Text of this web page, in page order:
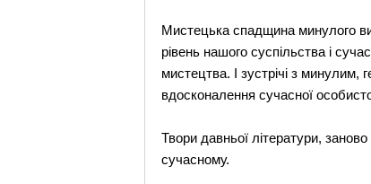
Мистецька спадщина минулого
рівень нашого суспільства і
мистецтва. І зустрічі з минулим,
вдосконалення сучасної
Твори давньої літератури,
сучасному.